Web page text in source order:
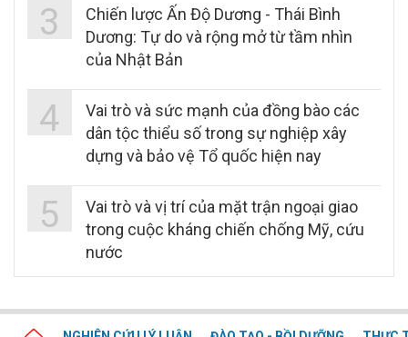
3
Chiến lược Ấn Độ Dương - Thái Bình
Dương: Tự do và rộng mở từ tầm nhìn
của Nhật Bản
4
Vai trò và sức mạnh của đồng bào các
dân tộc thiểu số trong sự nghiệp xây
dựng và bảo vệ Tổ quốc hiện nay
5
Vai trò và vị trí của mặt trận ngoại giao
trong cuộc kháng chiến chống Mỹ, cứu
nước